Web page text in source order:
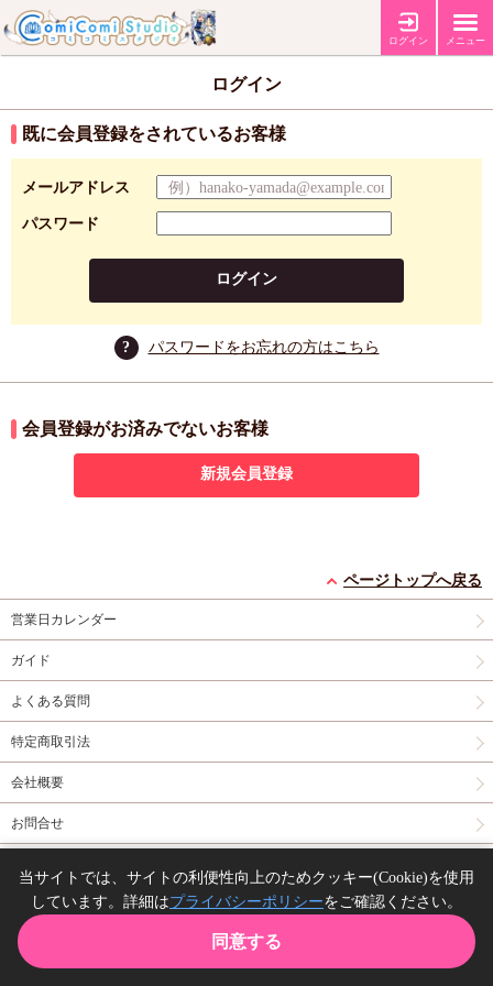
ログイン メニュー
ログイン
既に会員登録をされているお客様
メールアドレス
パスワード
ログイン
? パスワードをお忘れの方はこちら
会員登録がお済みでないお客様
新規会員登録
ページトップへ戻る
営業日カレンダー
ガイド
よくある質問
特定商取引法
会社概要
お問合せ
Copyright(C) comicomi studio. All right reserved.
当サイトでは、サイトの利便性向上のためクッキー(Cookie)を使用
しています。詳細はプライバシーポリシーをご確認ください。
同意する